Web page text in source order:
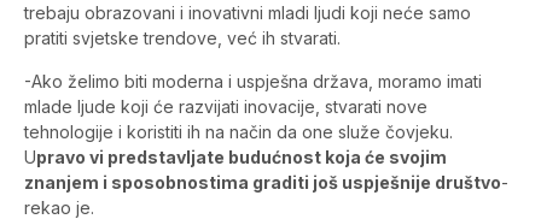
trebaju obrazovani i inovativni mladi ljudi koji neće samo
pratiti svjetske trendove, već ih stvarati.
-Ako želimo biti moderna i uspješna država, moramo imati
mlade ljude koji će razvijati inovacije, stvarati nove
tehnologije i koristiti ih na način da one služe čovjeku.
Upravo vi predstavljate budućnost koja će svojim
znanjem i sposobnostima graditi još uspješnije društvo-
rekao je.